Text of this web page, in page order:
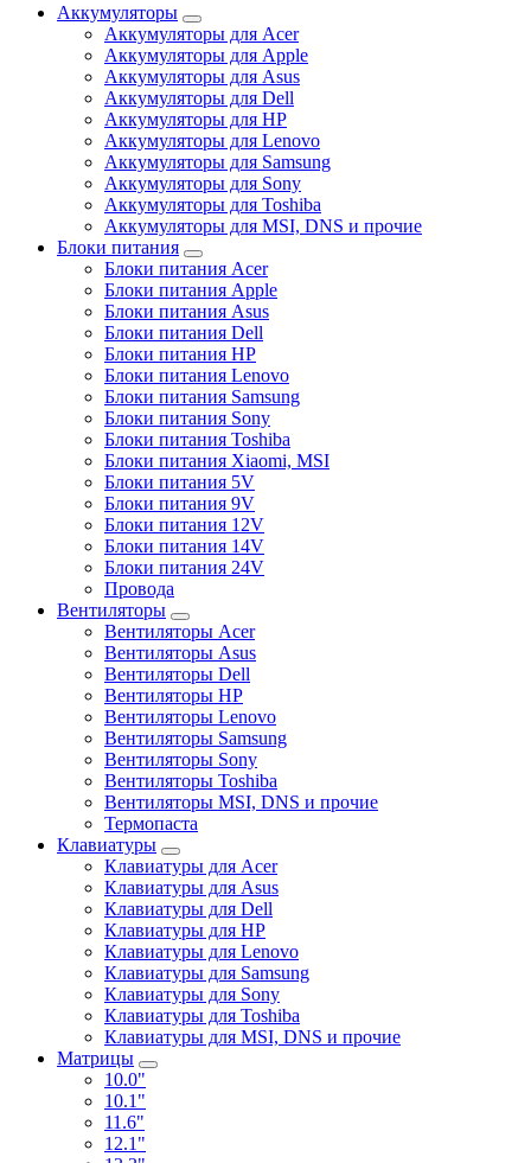
Аккумуляторы
Аккумуляторы для Acer
Аккумуляторы для Apple
Аккумуляторы для Asus
Аккумуляторы для Dell
Аккумуляторы для HP
Аккумуляторы для Lenovo
Аккумуляторы для Samsung
Аккумуляторы для Sony
Аккумуляторы для Toshiba
Аккумуляторы для MSI, DNS и прочие
Блоки питания
Блоки питания Acer
Блоки питания Apple
Блоки питания Asus
Блоки питания Dell
Блоки питания HP
Блоки питания Lenovo
Блоки питания Samsung
Блоки питания Sony
Блоки питания Toshiba
Блоки питания Xiaomi, MSI
Блоки питания 5V
Блоки питания 9V
Блоки питания 12V
Блоки питания 14V
Блоки питания 24V
Провода
Вентиляторы
Вентиляторы Acer
Вентиляторы Asus
Вентиляторы Dell
Вентиляторы HP
Вентиляторы Lenovo
Вентиляторы Samsung
Вентиляторы Sony
Вентиляторы Toshiba
Вентиляторы MSI, DNS и прочие
Термопаста
Клавиатуры
Клавиатуры для Acer
Клавиатуры для Asus
Клавиатуры для Dell
Клавиатуры для HP
Клавиатуры для Lenovo
Клавиатуры для Samsung
Клавиатуры для Sony
Клавиатуры для Toshiba
Клавиатуры для MSI, DNS и прочие
Матрицы
10.0"
10.1"
11.6"
12.1"